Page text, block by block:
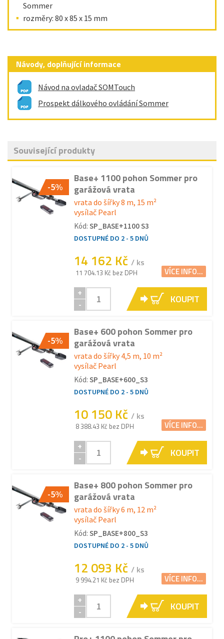
Sommer
rozměry: 80 x 85 x 15 mm
Návody, doplňující informace
Návod na ovladač SOMTouch
Prospekt dálkového ovládání Sommer
Související produkty
-5%
Base+ 1100 pohon Sommer pro
garážová vrata
vrata do šířky 8 m, 15 m²
vysílač Pearl
Kód: SP_BASE+1100 S3
DOSTUPNÉ DO 2 - 5 DNŮ
14 162 Kč / ks
11 704.13 Kč bez DPH VÍCE INFO...
+
-
KOUPIT
-5%
Base+ 600 pohon Sommer pro
garážová vrata
vrata do šířky 4,5 m, 10 m²
vysílač Pearl
Kód: SP_BASE+600_S3
DOSTUPNÉ DO 2 - 5 DNŮ
10 150 Kč / ks
8 388.43 Kč bez DPH VÍCE INFO...
+
-
KOUPIT
-5%
Base+ 800 pohon Sommer pro
garážová vrata
vrata do šířky 6 m, 12 m²
vysílač Pearl
Kód: SP_BASE+800_S3
DOSTUPNÉ DO 2 - 5 DNŮ
12 093 Kč / ks
9 994.21 Kč bez DPH VÍCE INFO...
+
-
KOUPIT